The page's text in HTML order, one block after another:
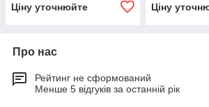
Ціну уточнюйте Ціну
Про нас
Рейтинг не сформований
Менше 5 відгуків за останній рік